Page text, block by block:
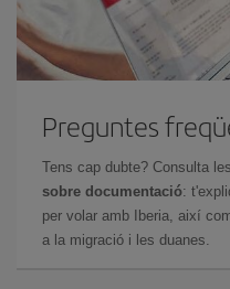
Preguntes
Tens cap dubte? Consulta
sobre documentació:
per volar amb Iberia, així
a la migració i les duanes.